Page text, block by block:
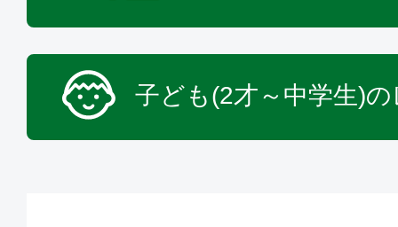
子ども(2才～中学生)